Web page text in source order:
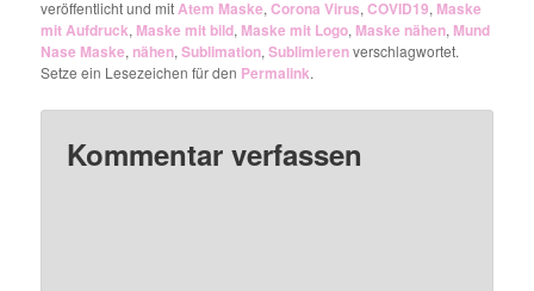
veröffentlicht und mitAtem Maske,Corona Virus,COVID19, Maske
mit Aufdruck, Maske mit bild, Maske mit Logo, Maske nähen, Mund
Nase Maske, nähen,Sublimation,Sublimierenverschlagwortet.
Setze ein Lesezeichen für den Permalink.
Kommentar verfassen